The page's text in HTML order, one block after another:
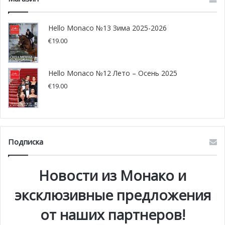
Смысл акции — не обнаруженный при диагностике
вирус не представляет опасности передачи другому
человеку. Отныне монегасская ассоциация Fight Aids
Monaco и правительство княжества будут работать рука
об руку для того, чтобы достигнуть заявленных в
Парижской декларации целей к 2020 году.
Hello Monaco №13 Зима 2025-2026
€19.00
Hello Monaco №12 Лето – Осень 2025
€19.00
Подписка
Новости из Монако и
эксклюзивные предложения
от наших партнеров!